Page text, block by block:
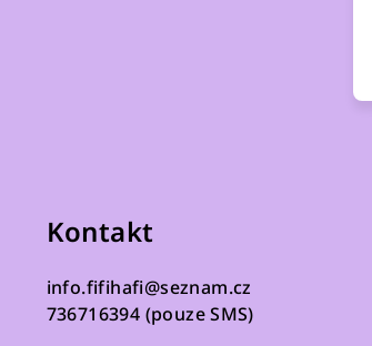
Kontakt
info.fifihafi@seznam.cz
736716394 (pouze SMS)